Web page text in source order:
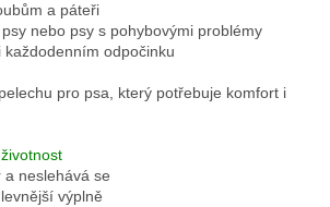
a páteři
nebo psy s pohybovými problémy
odpočinku
pro psa, který potřebuje komfort i
a neslehává se
výplně